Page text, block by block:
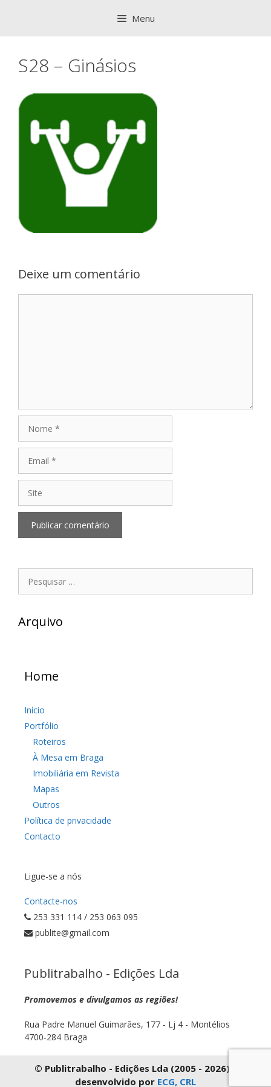
Menu
S28 – Ginásios
Deixe um comentário
por:
Arquivo
Home
Início
Portfólio
Roteiros
À Mesa em Braga
Imobiliária em Revista
Mapas
Outros
Política de privacidade
Contacto
Ligue-se a nós
Contacte-nos
253 331 114 / 253 063 095
publite@gmail.com
Publitrabalho - Edições Lda
Promovemos e divulgamos as regiões!
Rua Padre Manuel Guimarães, 177 - Lj 4 - Montélios
4700-284 Braga
© Publitrabalho - Edições Lda (2005 - 2026) |
desenvolvido por ECG, CRL